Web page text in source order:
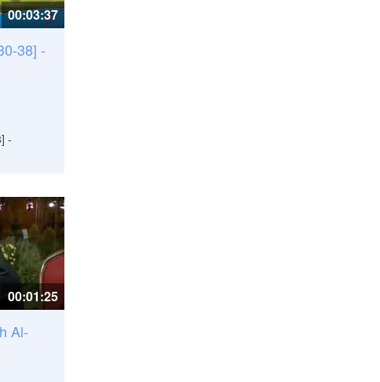
00:03:37
38] -
-
00:01:25
Al-